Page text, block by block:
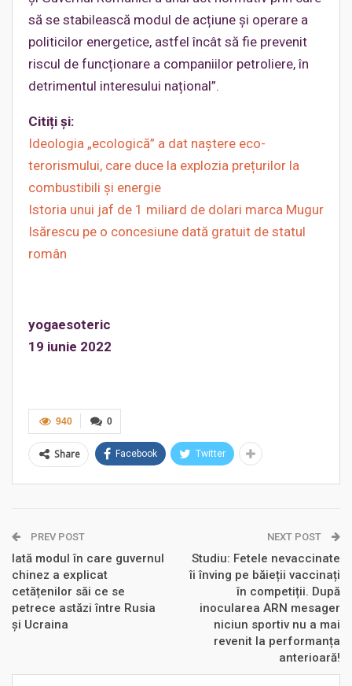
să se stabilească modul de acțiune și operare a
politicilor energetice, astfel încât să fie prevenit
riscul de funcționare a companiilor petroliere, în
detrimentul interesului național”.
Citiți și:
Ideologia „ecologică” a dat naștere eco-
terorismului, care duce la explozia prețurilor la
combustibili și energie
Istoria unui jaf de 1 miliard de dolari marca Mugur
Isărescu pe o concesiune dată gratuit de statul
român
yogaesoteric
19 iunie 2022
0
940
Share Facebook Twitter
PREV POST
Iată modul în care guvernul
chinez a explicat
cetățenilor săi ce se
petrece astăzi între Rusia
și Ucraina
NEXT POST
Studiu: Fetele nevaccinate
îi înving pe băieții vaccinați
în competiții. După
inocularea ARN mesager
niciun sportiv nu a mai
revenit la performanța
anterioară!